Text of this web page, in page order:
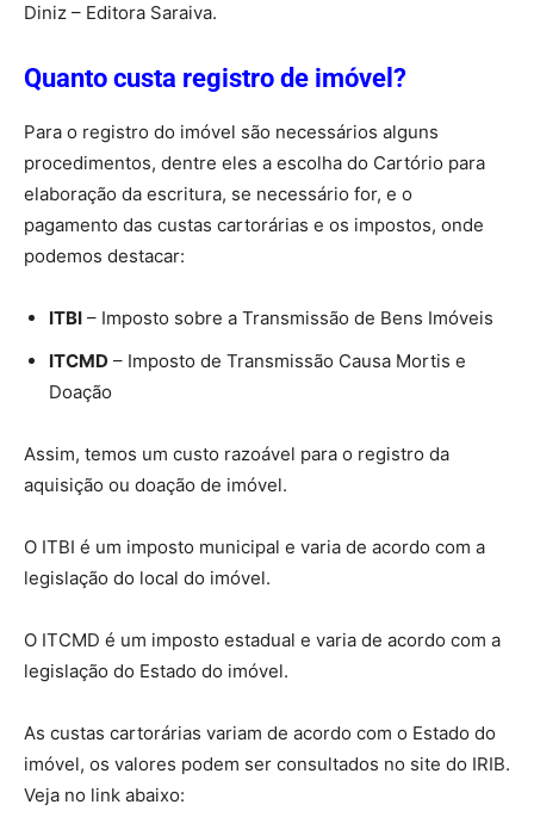
Diniz – Editora Saraiva.
Quanto custa registro de imóvel?
Para o registro do imóvel são necessários alguns
procedimentos, dentre eles a escolha do Cartório para
elaboração da escritura, se necessário for, e o
pagamento das custas cartorárias e os impostos, onde
podemos destacar:
ITBI – Imposto sobre a Transmissão de Bens Imóveis
ITCMD – Imposto de Transmissão Causa Mortis e
Doação
Assim, temos um custo razoável para o registro da
aquisição ou doação de imóvel.
O ITBI é um imposto municipal e varia de acordo com a
legislação do local do imóvel.
O ITCMD é um imposto estadual e varia de acordo com a
legislação do Estado do imóvel.
As custas cartorárias variam de acordo com o Estado do
imóvel, os valores podem ser consultados no site do IRIB.
Veja no link abaixo: